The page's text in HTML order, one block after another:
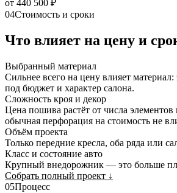
от 440 500 ₽
04Стоимость и сроки
Что влияет на цену и
Выбранный материал
Сильнее всего на цену влияет
под бюджет и характер салона.
Сложность кроя и декор
Цена пошива растёт от числа
обычная перфорация на стоимость не
Объём проекта
Только передние кресла, оба ряда или
Класс и состояние авто
Крупный внедорожник — это больше
Собрать полный проект ↓
05Процесс